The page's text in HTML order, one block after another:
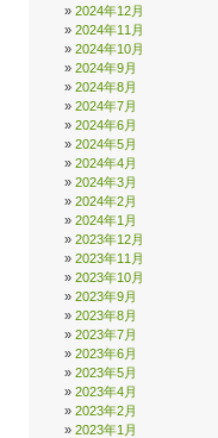
2024年12月
2024年11月
2024年10月
2024年9月
2024年8月
2024年7月
2024年6月
2024年5月
2024年4月
2024年3月
2024年2月
2024年1月
2023年12月
2023年11月
2023年10月
2023年9月
2023年8月
2023年7月
2023年6月
2023年5月
2023年4月
2023年2月
2023年1月